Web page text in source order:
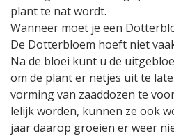
plant te nat wordt.
Wanneer moet je een
De Dotterbloem hoeft niet
Na de bloei kunt u de
om de plant er netjes uit te
vorming van zaaddozen te
lelijk worden, kunnen ze ook
jaar daarop groeien er weer